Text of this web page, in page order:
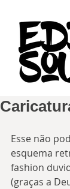
Esse não
esquema
fashion
(graças a